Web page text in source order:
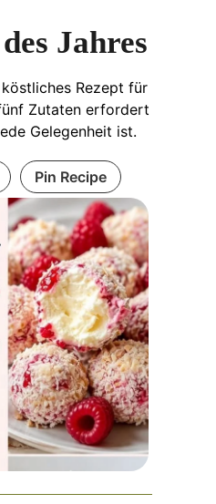
Jahres
Rezept für
Zutaten erfordert
Gelegenheit ist.
Pin Recipe